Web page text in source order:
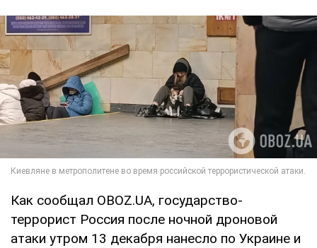
Как сообщал OBOZ.UA, государство-
террорист Россия после ночной дроновой
атаки утром 13 декабря нанесло по Украине и